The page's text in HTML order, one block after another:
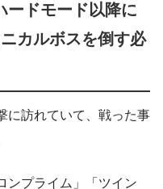
ードモード以降に
カルボスを倒す必
に訪れていて、戦った事
ンプライム」「ツイン